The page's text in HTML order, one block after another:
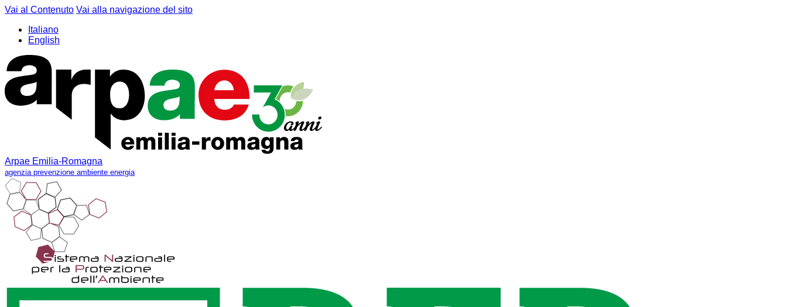
Vai al Contenuto Vai alla navigazione del sito
Italiano
English
Arpae Emilia-Romagna
agenzia prevenzione ambiente energia